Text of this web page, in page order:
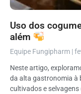
Uso dos
além
Equipe Fungipharm
Neste artigo,
da alta gastronomia à
cultivados e